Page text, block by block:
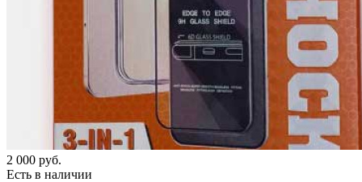
2 000 руб.
Есть в наличии